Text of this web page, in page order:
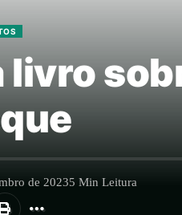
de 20235 Min Leitura